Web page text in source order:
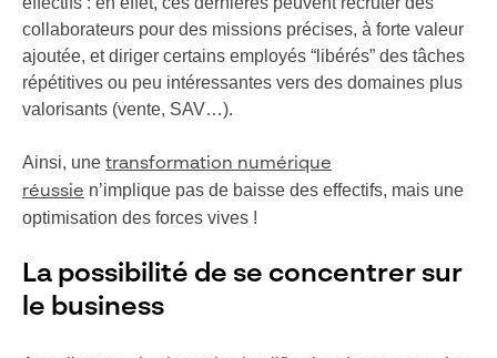
collaborateurs pour des missions précises, à forte valeur
ajoutée, et diriger certains employés “libérés” des tâches
répétitives ou peu intéressantes vers des domaines plus
valorisants (vente, SAV…).
Ainsi, une transformation numérique
réussie n’implique pas de baisse des effectifs, mais une
optimisation des forces vives !
La possibilité de se concentrer sur
le business